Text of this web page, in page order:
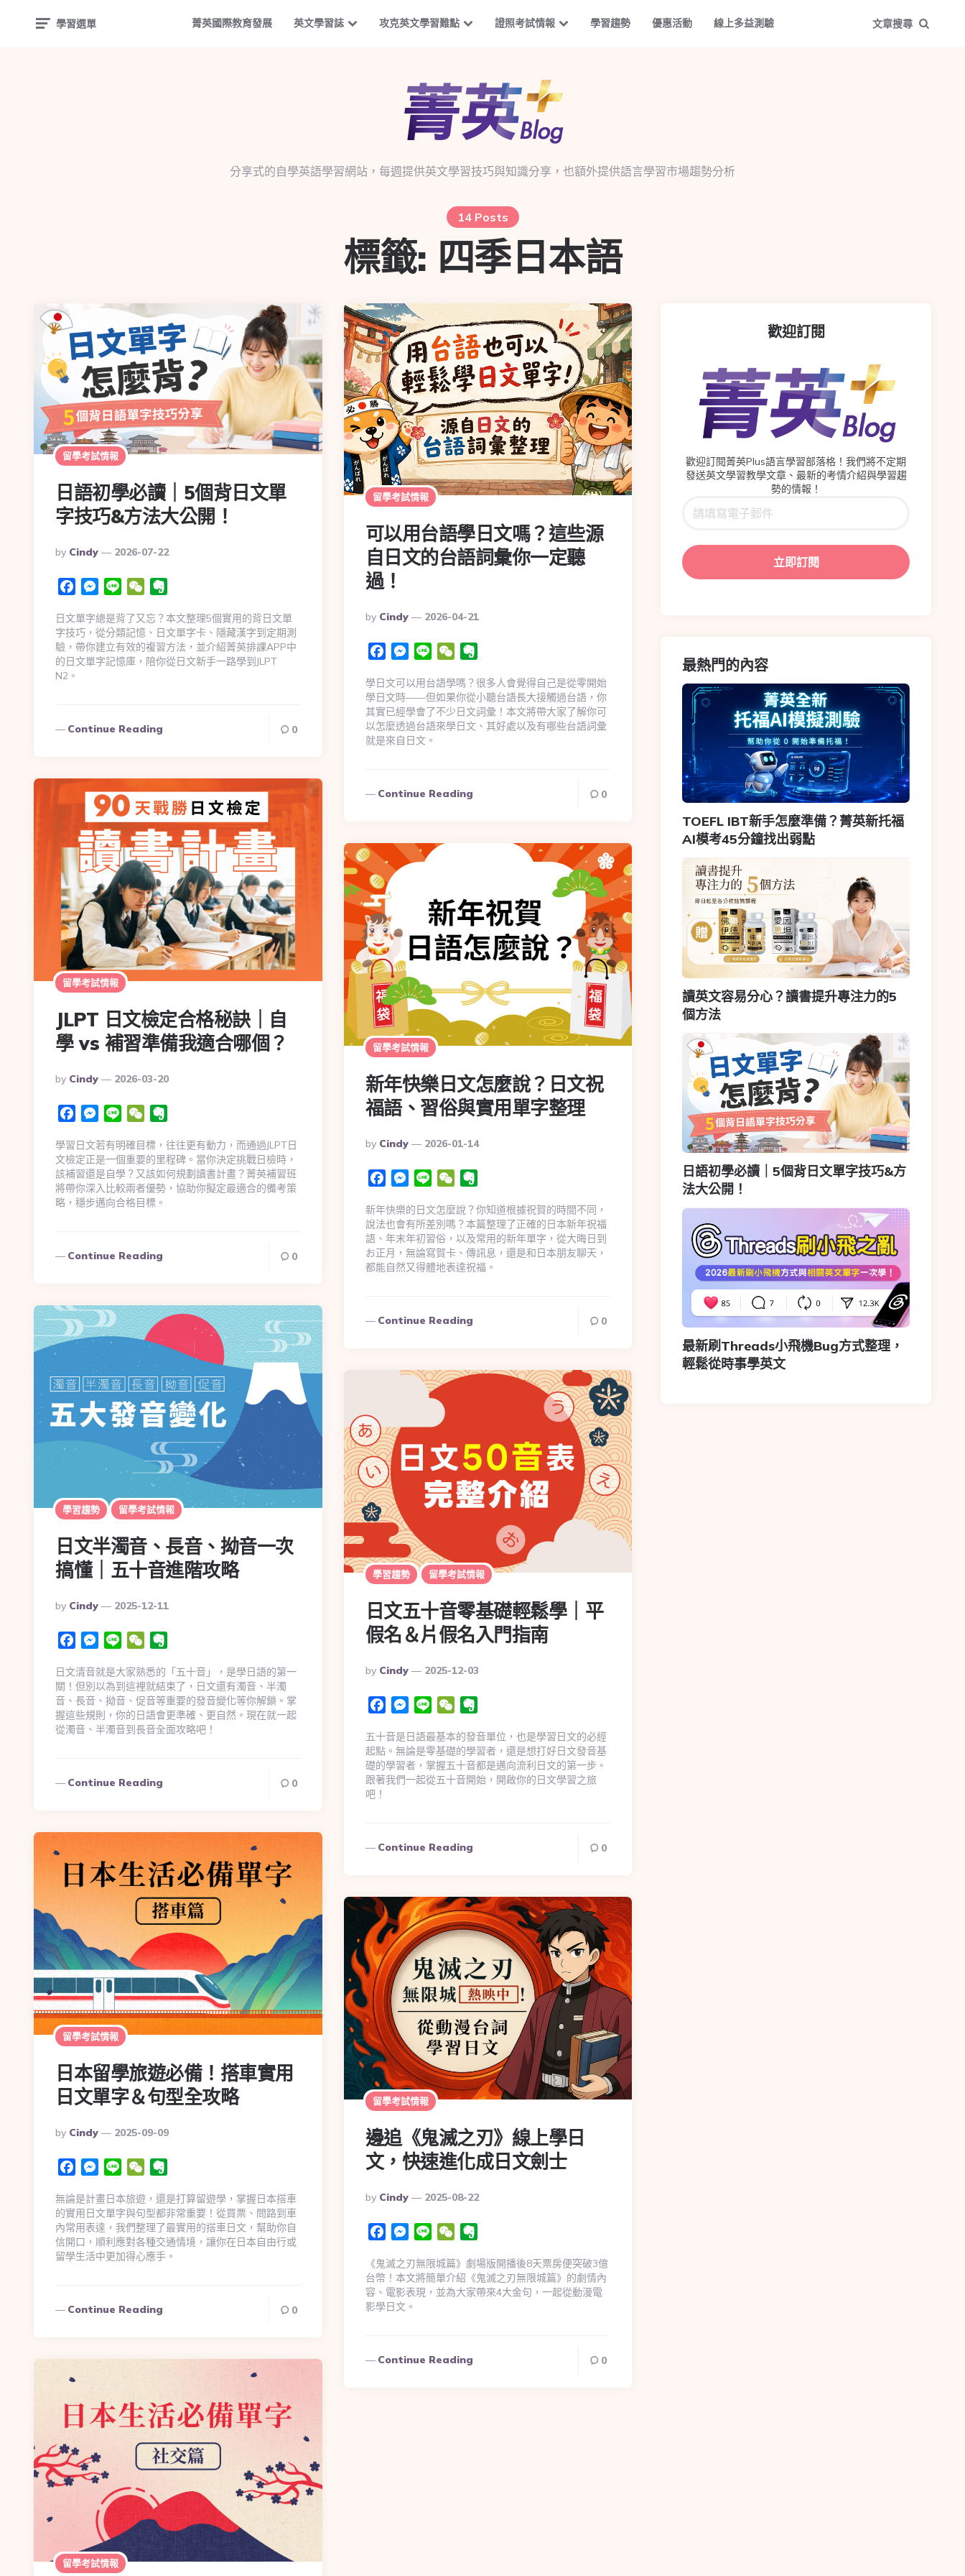
學習選單 菁英國際教育發展 英文學習誌 攻克英文學習難點 證照考試情報 學習趨勢 優惠活動 線上多益測驗 文章搜尋
分享式的自學英語學習網站，每週提供英文學習技巧與知識分享，也額外提供語言學習市場趨勢分析
14 Posts
標籤: 四季日本語
留學考試情報
日語初學必讀｜5個背日文單
字技巧&方法大公開！
By Cindy 2026-07-22
FacebookMessenger
Line WeChat
日文單字總是背了又忘？本文整理5個實用的背日文單
字技巧，從分類記憶、日文單字卡、隱藏漢字到定期測
驗，帶你建立有效的複習方法，並介紹菁英排課APP中
的日文單字記憶庫，陪你從日文新手一路學到JLPT
N2。
Continue Reading 0
留學考試情報
可以用台語學日文嗎？這些源
自日文的台語詞彙你一定聽
過！
By Cindy 2026-04-21
FacebookMessenger
Line WeChat
學日文可以用台語學嗎？很多人會覺得自己是從零開始
學日文時——但如果你從小聽台語長大接觸過台語，你
其實已經學會了不少日文詞彙！本文將帶大家了解你可
以怎麼透過台語來學日文、其好處以及有哪些台語詞彙
就是來自日文。
Continue Reading 0
留學考試情報
JLPT 日文檢定合格秘訣｜自
學 vs 補習準備我適合哪個？
By Cindy 2026-03-20
FacebookMessenger
Line WeChat
學習日文若有明確目標，往往更有動力，而通過JLPT日
文檢定正是一個重要的里程碑。當你決定挑戰日檢時，
該補習還是自學？又該如何規劃讀書計畫？菁英補習班
將帶你深入比較兩者優勢，協助你擬定最適合的備考策
略，穩步邁向合格目標。
Continue Reading 0
留學考試情報
新年快樂日文怎麼說？日文祝
福語、習俗與實用單字整理
By Cindy 2026-01-14
FacebookMessenger
Line WeChat
新年快樂的日文怎麼說？你知道根據祝賀的時間不同，
說法也會有所差別嗎？本篇整理了正確的日本新年祝福
語、年末年初習俗，以及常用的新年單字，從大晦日到
お正月，無論寫賀卡、傳訊息，還是和日本朋友聊天，
都能自然又得體地表達祝福。
Continue Reading 0
學習趨勢 留學考試情報
日文半濁音、長音、拗音一次
搞懂｜五十音進階攻略
By Cindy 2025-12-11
FacebookMessenger
Line WeChat
日文清音就是大家熟悉的「五十音」，是學日語的第一
關！但別以為到這裡就結束了，日文還有濁音、半濁
音、長音、拗音、促音等重要的發音變化等你解鎖。掌
握這些規則，你的日語會更準確、更自然。現在就一起
從濁音、半濁音到長音全面攻略吧！
Continue Reading 0
學習趨勢 留學考試情報
日文五十音零基礎輕鬆學｜平
假名＆片假名入門指南
By Cindy 2025-12-03
FacebookMessenger
Line WeChat
五十音是日語最基本的發音單位，也是學習日文的必經
起點。無論是零基礎的學習者，還是想打好日文發音基
礎的學習者，掌握五十音都是邁向流利日文的第一步。
跟著我們一起從五十音開始，開啟你的日文學習之旅
吧！
Continue Reading 0
留學考試情報
日本留學旅遊必備！搭車實用
日文單字＆句型全攻略
By Cindy 2025-09-09
FacebookMessenger
Line WeChat
無論是計畫日本旅遊，還是打算留遊學，掌握日本搭車
的實用日文單字與句型都非常重要！從買票、問路到車
內常用表達，我們整理了最實用的搭車日文，幫助你自
信開口，順利應對各種交通情境，讓你在日本自由行或
留學生活中更加得心應手。
Continue Reading 0
留學考試情報
邊追《鬼滅之刃》線上學日
文，快速進化成日文劍士
By Cindy 2025-08-22
FacebookMessenger
Line WeChat
《鬼滅之刃無限城篇》劇場版開播後8天票房便突破3億
台幣！本文將簡單介紹《鬼滅之刃無限城篇》的劇情內
容、電影表現，並為大家帶來4大金句，一起從動漫電
影學日文。
Continue Reading 0
留學考試情報
歡迎訂閱
歡迎訂閱菁英Plus語言學習部落格！我們將不定期
發送英文學習教學文章、最新的考情介紹與學習趨
勢的情報！
最熱門的內容
TOEFL IBT新手怎麼準備？菁英新托福
AI模考45分鐘找出弱點
讀英文容易分心？讀書提升專注力的5
個方法
日語初學必讀｜5個背日文單字技巧&方
法大公開！
最新刷Threads小飛機Bug方式整理，
輕鬆從時事學英文